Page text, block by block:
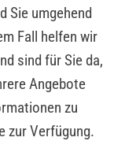
Sie umgehend
Fall helfen wir
sind für Sie da,
Angebote
zu
zur Verfügung.